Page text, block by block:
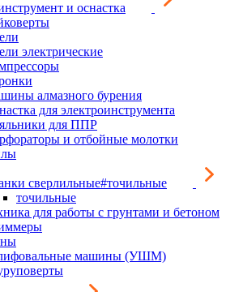
и оснастка
электрические
алмазного бурения
для электроинструмента
для ППР
и отбойные молотки
сверлильные#точильные
точильные
для работы с грунтами и бетоном
машины (УШМ)